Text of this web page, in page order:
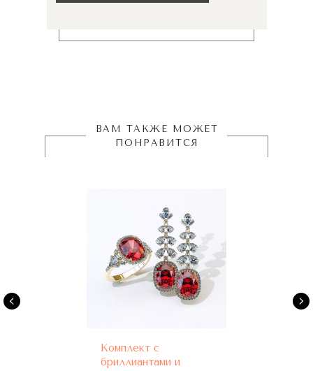
ВАМ ТАКЖЕ МОЖЕТ
ПОНРАВИТСЯ
Комплект с
бриллиантами и